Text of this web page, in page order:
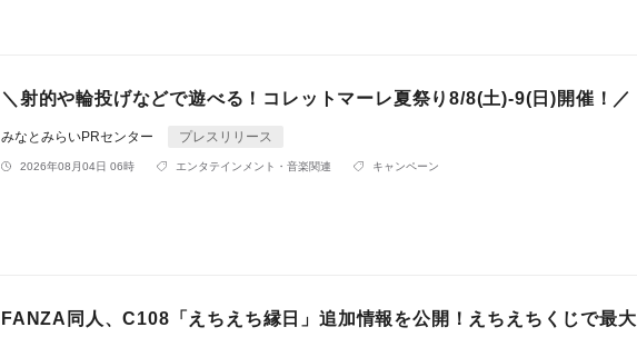
＼射的や輪投げなどで遊べる！コレットマーレ夏祭り8/8(土)-9(日)開催！／
みなとみらいPRセンター プレスリリース
2026年08月04日 06時 エンタテインメント・音楽関連 キャンペーン
FANZA同人、C108「えちえち縁日」追加情報を公開！えちえちくじで最大